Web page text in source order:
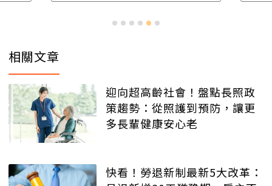
相關文章
迎向超高齡社會！盤點長照政
策趨勢：從照護到預防，讓更
多長輩健康安心老
快看！勞退新制最新5大改革：